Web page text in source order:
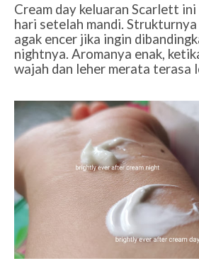
Cream day keluaran Scarlett
hari setelah mandi.
agak encer jika ingin
nightnya. Aromanya enak,
wajah dan leher merata terasa